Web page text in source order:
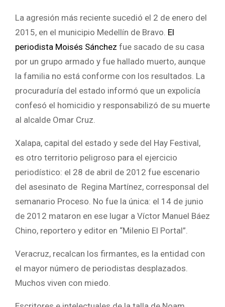
La agresión más reciente sucedió el 2 de enero del
2015, en el municipio Medellín de Bravo. El
periodista Moisés Sánchez fue sacado de su casa
por un grupo armado y fue hallado muerto, aunque
la familia no está conforme con los resultados. La
procuraduría del estado informó que un expolicía
confesó el homicidio y responsabilizó de su muerte
al alcalde Omar Cruz.
Xalapa, capital del estado y sede del Hay Festival,
es otro territorio peligroso para el ejercicio
periodístico: el 28 de abril de 2012 fue escenario
del asesinato de Regina Martínez, corresponsal del
semanario Proceso. No fue la única: el 14 de junio
de 2012 mataron en ese lugar a Víctor Manuel Báez
Chino, reportero y editor en “Milenio El Portal”.
Veracruz, recalcan los firmantes, es la entidad con
el mayor número de periodistas desplazados.
Muchos viven con miedo.